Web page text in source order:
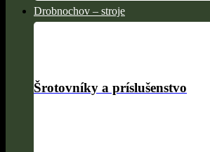
Drobnochov – stroje
Šrotovníky a príslušenstvo